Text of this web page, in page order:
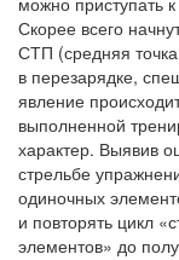
Скорее всего
СТП (средняя
в перезарядке,
явление
выполненной
характер. Выявив
стрельбе
одиночных
и повторять цикл
элементов» до